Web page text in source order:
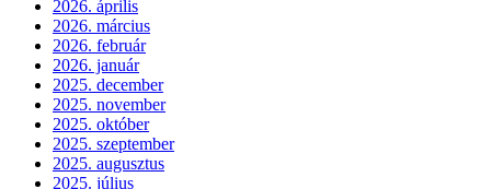
2026. április
2026. március
2026. február
2026. január
2025. december
2025. november
2025. október
2025. szeptember
2025. augusztus
2025. július